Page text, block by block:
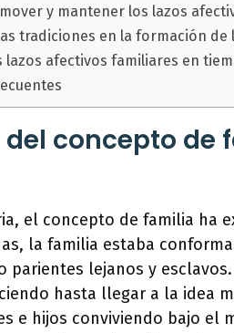
y mantener los lazos
tradiciones en la formación
lazos afectivos familiares en
del concepto de
el concepto de familia ha
la familia estaba
parientes lejanos y
hasta llegar a la idea
e hijos conviviendo bajo el